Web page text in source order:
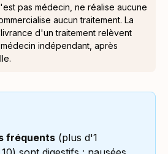
pas médecin, ne réalise aucune
aucun traitement. La
d'un traitement relèvent
indépendant, après
fréquents(plus d'1